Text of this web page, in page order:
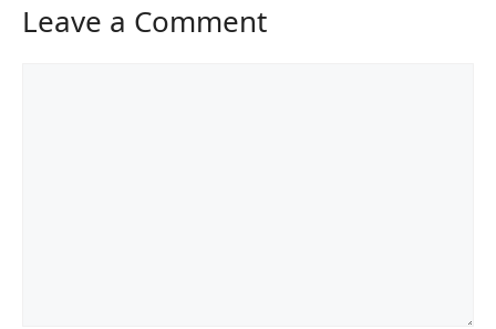
Leave a Comment